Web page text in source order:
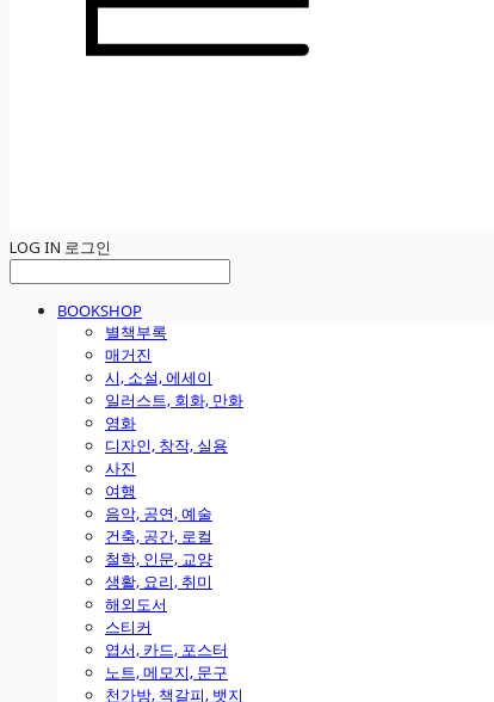
LOG IN 로그인
BOOKSHOP
별책부록
매거진
시, 소설, 에세이
일러스트, 회화, 만화
영화
디자인, 창작, 실용
사진
여행
음악, 공연, 예술
건축, 공간, 로컬
철학, 인문, 교양
생활, 요리, 취미
해외도서
스티커
엽서, 카드, 포스터
노트, 메모지, 문구
천가방, 책갈피, 뱃지